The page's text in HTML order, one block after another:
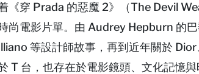
《穿 Prada 的惡魔 2》（The Devil
尚電影片單。由 Audrey Hepburn 的
等設計師故事，再到近年關於
T 台，也存在於電影鏡頭、文化記憶與